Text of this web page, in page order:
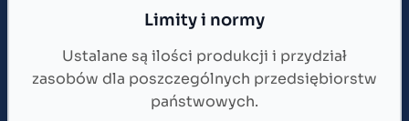
Limity i normy
Ustalane są ilości produkcji i przydział
zasobów dla poszczególnych przedsiębiorstw
państwowych.